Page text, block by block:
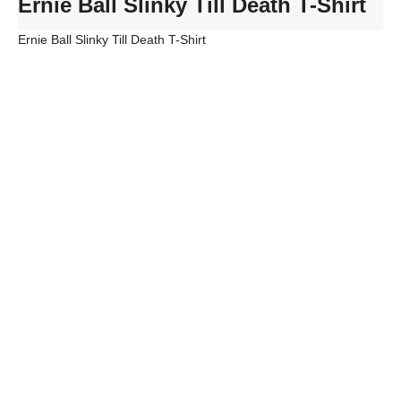
Ernie Ball Slinky Till Death T-Shirt
Ernie Ball Slinky Till Death T-Shirt